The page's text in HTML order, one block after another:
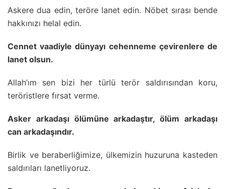
Askere dua edin, teröre lanet edin. Nöbet sırası bende
hakkınızı helal edin.
Cennet vaadiyle dünyayı cehenneme çevirenlere de
lanet olsun.
Allah’ım sen bizi her türlü terör saldırısından koru,
teröristlere fırsat verme.
Asker arkadaşı ölümüne arkadaştır, ölüm arkadaşı
can arkadaşındır.
Birlik ve beraberliğimize, ülkemizin huzuruna kasteden
saldırıları lanetliyoruz.